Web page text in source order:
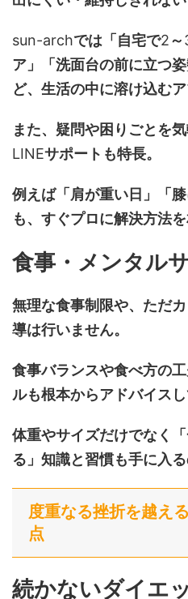
sun-archでは「自宅で2～
ア」「洗面台の前に立つ
ど、生活の中に溶け込むア
また、疑問や困りごとを
LINEサポートも特長。
例えば「肩が重い日」「
も、すぐプロに解決方法を
食事・メンタル
無理な食事制限や、ただ
導は行いません。
食事バランスや食べ方の
ルも根本からアドバイスし
体重やサイズだけでなく
る」知識と習慣も手に入る
度重なる挫折を越え
点
続かないダイエ